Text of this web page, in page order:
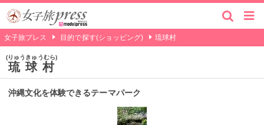
女子旅プレス 目的で探す(ショッピング) 琉球村
琉球村
りゅうきゅうむら
沖縄文化を体験できるテーマパーク